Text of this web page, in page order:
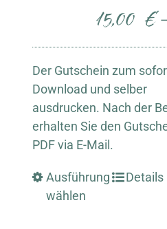
15,00€ –
Der Gutschein zum
Download und selber
ausdrucken. Nach der
erhalten Sie den
PDF via E-Mail.
Ausführung
wählen
Details